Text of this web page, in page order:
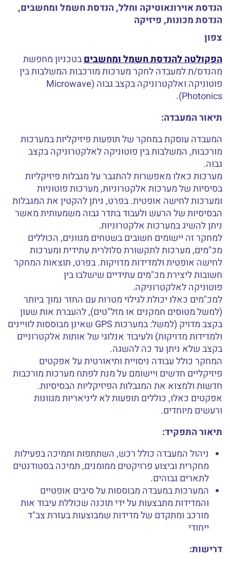
הנדסת אוירונאוטיקה וחלל, הנדסת חשמל ומחשבים,
הנדסת מכונות, פיזיקה
צפון
הפקולטה להנדסת חשמל ומחשביםבטכניון מחפשת
מהנדס/ת למעבדה לחקר מערכות מורכבות המשלבות בין
פוטוניקה ואלקטרוניקה בקצב גבוה (Microwave
Photonics).
תיאור המעבדה:
המעבדה עוסקת במחקר של תופעות פיזיקליות במערכות
מורכבות, המשלבות בין פוטוניקה לאלקטרוניקה בקצב
גבוה.
מערכות כאלו מאפשרות להתגבר על מגבלות פיזיקליות
בסיסיות של מערכות אלקטרוניות, מערכות פוטוניות
ומערכות לחישה אופטית. בפרט, ניתן להקטין את המגבלות
הבסיסיות של הרעש ולעבוד בתדר גבוה משמעותית מאשר
ניתן להשיג במערכות אלקטרוניות.
למחקר זה יישומים חשובים בשטחים מגוונים, הכוללים
מכ"מים, מערכות לתקשורת סלולרית עתידית ומערכות
לחישה אופטית ולמדידות מדויקות. בפרט, תוצאות המחקר
חשובות ליצירת מכ"מים עתידיים שישלבו בין
פוטוניקה לאלקטרוניקה.
למכ"מים כאלו יכולת לגילוי מטרות עם החזר נמוך ביותר
(למשל מטוסים חמקנים או מזל"טים), להעברת אות שעון
בקצב מדויק (למשל: במערכות GPS שאינן מבוססות לוויינים
ולמדידות מדויקות) ולעיבוד אנלוגי של אותות אלקטרוניים
בקצב שלא ניתן עד כה להשגה.
המחקר כולל עבודה ניסויית ותיאורטית על אפקטים
פיזיקליים חדשים ויישומם על מנת לפתח מערכות מורכבות
חדשות ולמצוא את המגבלות הפיזיקליות הבסיסיות.
אפקטים כאלו, כוללים תופעות לא ליניאריות מגוונות
ורעשים מיוחדים.
תיאור התפקיד:
ניהול המעבדה כולל רכש, השתתפות ותמיכה בפעילות
מחקרית וביצוע פרויקטים ממומנים, תמיכה בסטודנטים
לתארים גבוהים.
המערכות במעבדה מבוססות על סיבים אופטיים
והמדידות מתבצעות על ידי תוכנה שכוללת עיבוד אות
מורכב ומתקדם של מדידות שמבוצעות בעזרת צב"ד
ייחודי
דרישות: